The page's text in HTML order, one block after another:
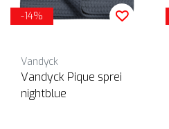
-14%
Vandyck
Vandyck Pique sprei
nightblue